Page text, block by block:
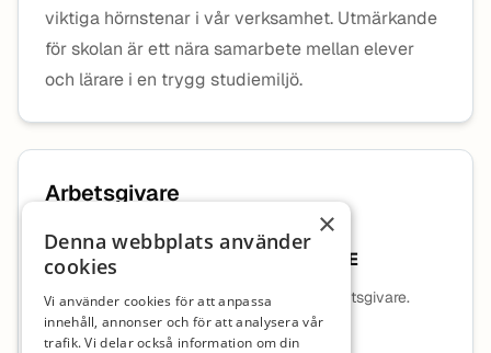
viktiga hörnstenar i vår verksamhet. Utmärkande
för skolan är ett nära samarbete mellan elever
och lärare i en trygg studiemiljö.
Arbetsgivare
STADSMISSIONENS SKOLSTIFTELSE
Ingen beskrivning tillgänglig för denna arbetsgivare.
Mer information om arbetsgivaren
×
Denna webbplats använder
cookies
Vi använder cookies för att anpassa
innehåll, annonser och för att analysera vår
trafik. Vi delar också information om din